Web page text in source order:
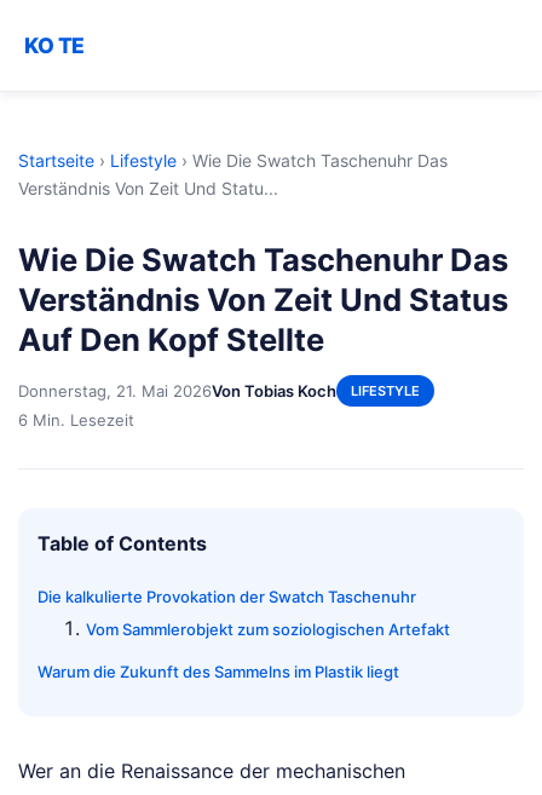
KO TE
Startseite › Lifestyle › Wie Die Swatch Taschenuhr Das
Verständnis Von Zeit Und Statu...
Wie Die Swatch Taschenuhr Das
Verständnis Von Zeit Und Status
Auf Den Kopf Stellte
Donnerstag, 21. Mai 2026Von Tobias Koch LIFESTYLE
6 Min. Lesezeit
Table of Contents
Die kalkulierte Provokation der Swatch Taschenuhr
Vom Sammlerobjekt zum soziologischen Artefakt
Warum die Zukunft des Sammelns im Plastik liegt
Wer an die Renaissance der mechanischen